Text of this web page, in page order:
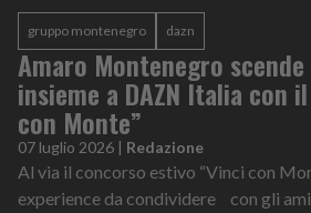
gruppo montenegro dazn
Amaro Montenegro
insieme a DAZN Italia con
con Monte”
07 luglio 2026 | Redazione
Al via il concorso estivo “Vinci con
experience da condividere con gli